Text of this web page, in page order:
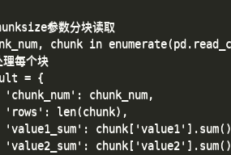
参数分块读取
chunk in
每个块
= {
'chunk_num': chunk_num,
'rows': len(chunk),
'value1_sum':
'value2_sum': chunk['value2'].sum()